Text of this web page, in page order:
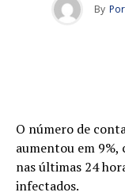
By
O número de
aumentou em 9%,
nas últimas 24
infectados.